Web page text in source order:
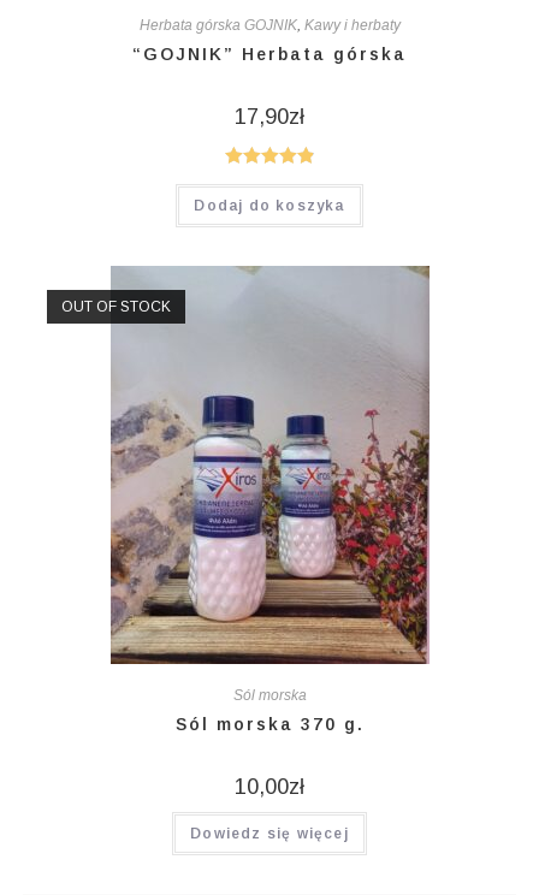
Herbata górska GOJNIK, Kawy i herbaty
“GOJNIK” Herbata górska
17,90zł
Oceniono
4.95na 5
Dodaj do koszyka
OUT OF STOCK
Sól morska
Sól morska 370 g.
10,00zł
Dowiedz się więcej